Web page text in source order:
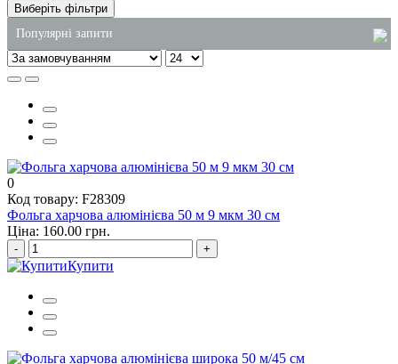
Виберіть фільтри
Популярні запити
паперові пакети київ купити
одноразові стакани пластикові купити
одноразова упаковка для торта
сміттєві пакети київ
0
Код товару: F28309
Фольга харчова алюмінієва 50 м 9 мкм 30 см
Ціна: 160.00 грн.
- +
Купити